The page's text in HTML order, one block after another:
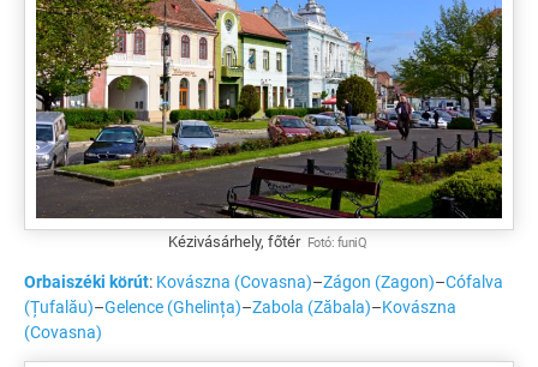
Kézivásárhely, főtér Fotó: funiQ
Orbaiszéki körút: Kovászna (Covasna)–Zágon (Zagon)–Cófalva
(Țufalău)–Gelence (Ghelința)–Zabola (Zăbala)–Kovászna
(Covasna)